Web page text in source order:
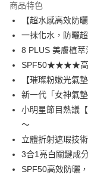
Apple Pay
街口支付
悠遊付
ATM付款
運送方式
每筆NT$85，滿
付款後全家取貨
商品特色
【超水感高效防曬
一抹化水，防曬
8 PLUS 美膚植
SPF50★★★★高
【璀璨粉嫩光氣墊
新一代「女神氣墊
小明星節目熱議
～
立體折射遮瑕技
3合1亮白關鍵成
SPF50高效防曬